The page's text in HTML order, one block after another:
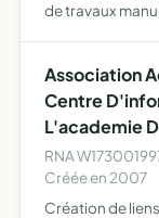
de travaux
Association
Centre
L'academie
RNA
Créée en 2007
Création de